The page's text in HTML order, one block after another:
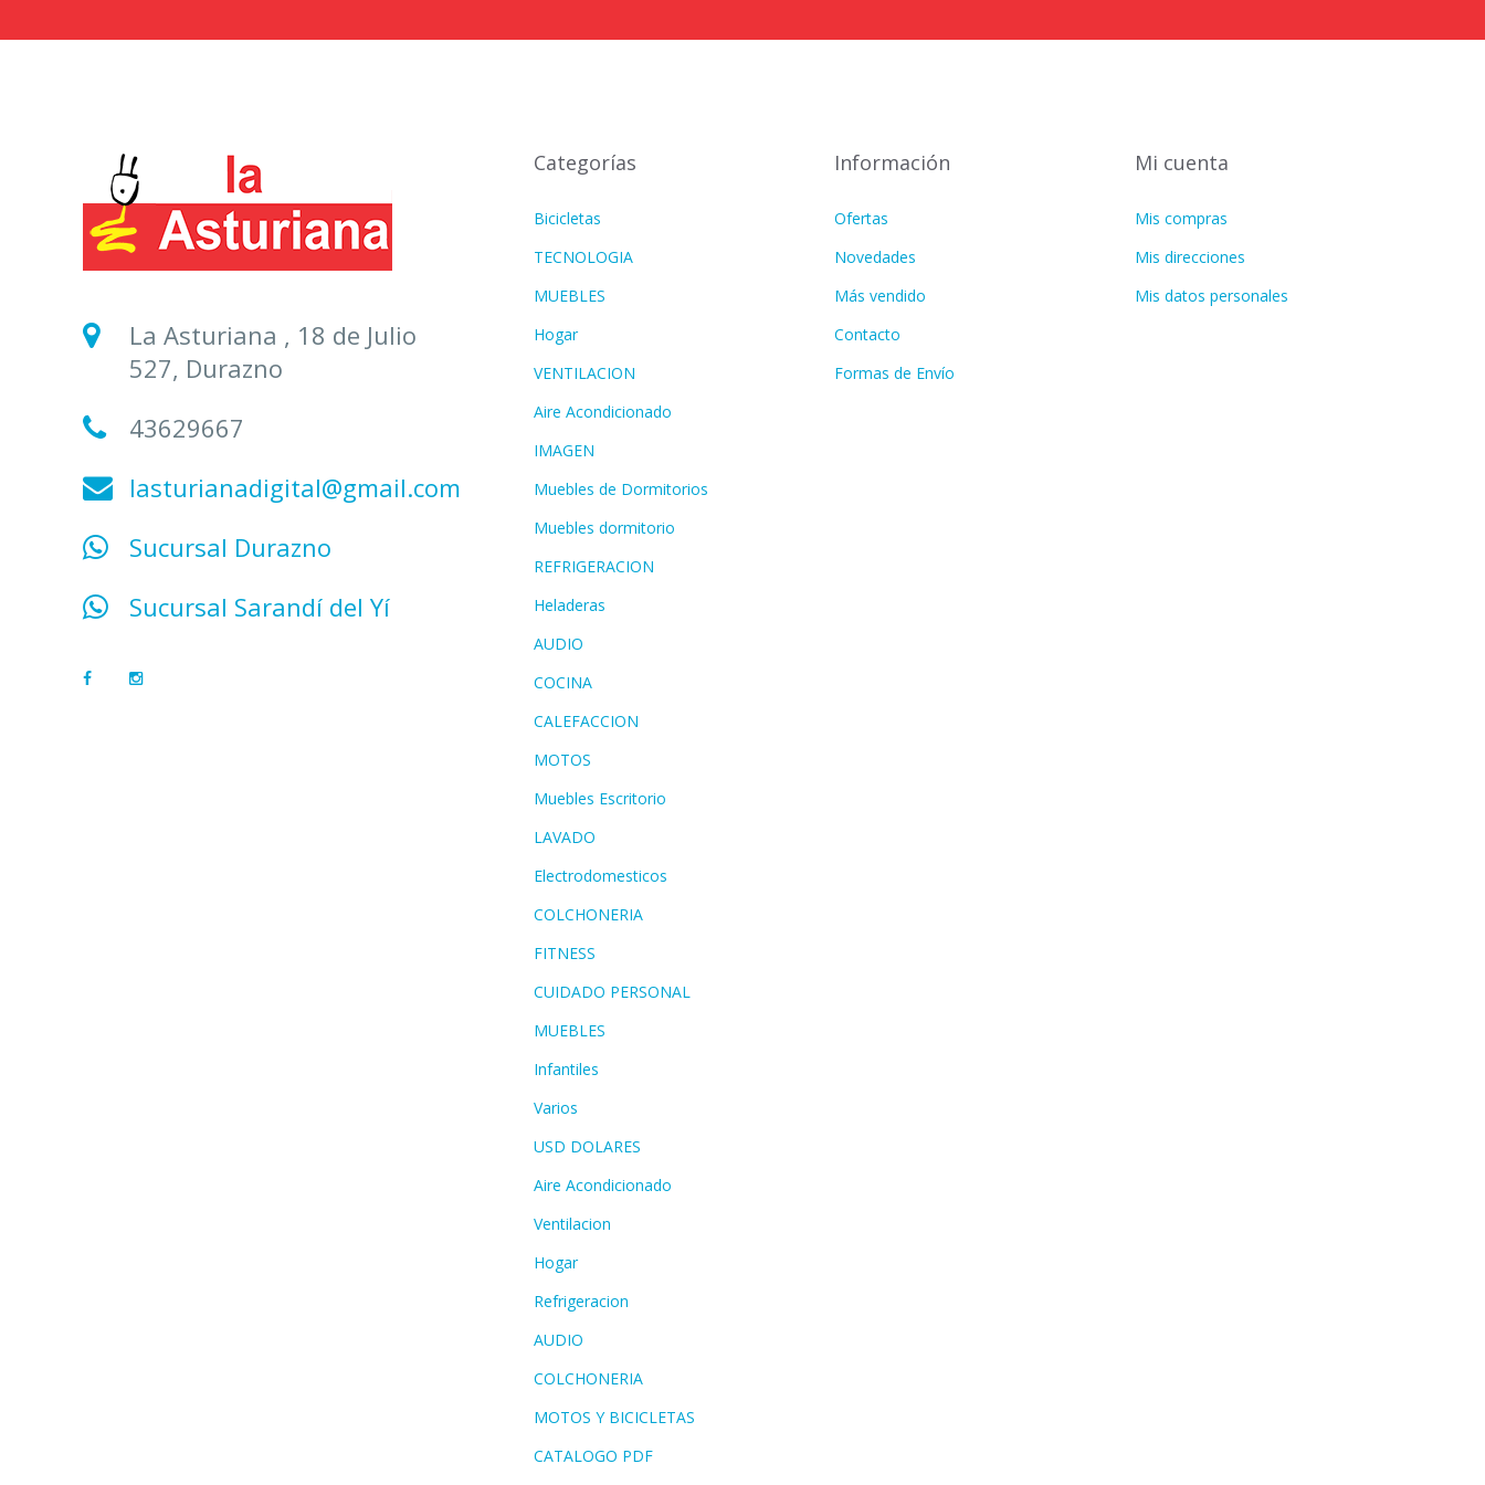
La Asturiana , 18 de Julio
527, Durazno
43629667
lasturianadigital@gmail.com
Sucursal Durazno
Sucursal Sarandí del Yí
Categorías
Bicicletas
TECNOLOGIA
MUEBLES
Hogar
VENTILACION
Aire Acondicionado
IMAGEN
Muebles de Dormitorios
Muebles dormitorio
REFRIGERACION
Heladeras
AUDIO
COCINA
CALEFACCION
MOTOS
Muebles Escritorio
LAVADO
Electrodomesticos
COLCHONERIA
FITNESS
CUIDADO PERSONAL
MUEBLES
Infantiles
Varios
USD DOLARES
Aire Acondicionado
Ventilacion
Hogar
Refrigeracion
AUDIO
COLCHONERIA
MOTOS Y BICICLETAS
CATALOGO PDF
Información
Ofertas
Novedades
Más vendido
Contacto
Formas de Envío
Mi cuenta
Mis compras
Mis direcciones
Mis datos personales